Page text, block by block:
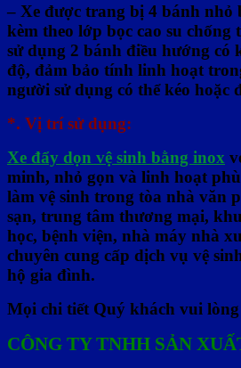
– Xe được trang bị 4 bánh nhỏ
kèm theo lớp bọc cao su
sử dụng 2 bánh điều hướng có
độ, đảm bảo tính linh hoạt
người sử dụng có thể kéo hoặc
*. Vị trí sử dụng:
Xe đẩy dọn vệ sinh bằng inox
minh, nhỏ gọn và linh hoạt
làm vệ sinh trong tòa nhà văn
sạn, trung tâm thương mại,
học, bệnh viện, nhà máy nhà
chuyên cung cấp dịch vụ vệ
hộ gia đình.
Mọi chi tiết Quý khách vui lòng
CÔNG TY TNHH SẢN